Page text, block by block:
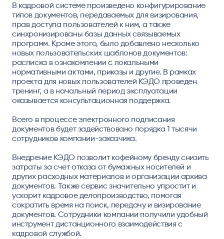
В кадровой системе произведено конфигурирование
типов документов, передаваемых для визирования,
прав доступа пользователей к ним, а также
синхронизированы базы данных связываемых
программ. Кроме этого, было добавлено несколько
новых пользовательских шаблонов документов:
расписка в ознакомлении с локальными
нормативными актами, приказы и другие. В рамках
проекта для новых пользователей КЭДО проведен
тренинг, а в начальный период эксплуатации
оказывается консультационная поддержка.
Всего в процессе электронного подписания
документов будет задействовано порядка 1 тысячи
сотрудников компании-заказчика.
Внедрение КЭДО позволит кофейному бренду снизить
затраты за счет отказа от бумажных носителей и
других расходных материалов и организации архива
документов. Также сервис значительно упростит и
ускорит кадровое делопроизводство, помогая
сократить время на поиск, передачу и визирование
документов. Сотрудники компании получили удобный
инструмент дистанционного взаимодействия с
кадровой службой.